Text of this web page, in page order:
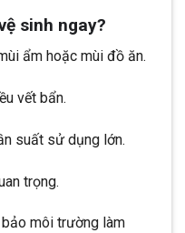
sinh ngay?
ẩm hoặc mùi đồ ăn.
vết bẩn.
suất sử dụng lớn.
trọng.
môi trường làm